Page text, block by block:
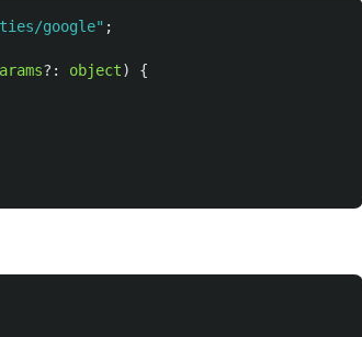
google" ;
?: object)
{